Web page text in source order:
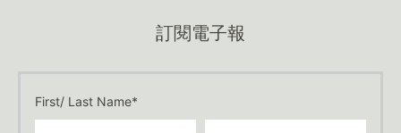
訂閱電子報
First/ Last Name*